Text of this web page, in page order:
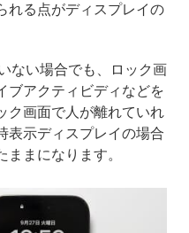
れる点がディスプレイの
ない場合でも、ロック画
ブアクティビディなどを
ク画面で人が離れていれ
表示ディスプレイの場合
まになります。